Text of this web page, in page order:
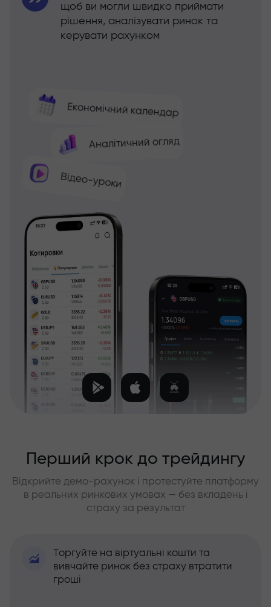
Економічний календар
Аналітичний огляд
Відео-уроки
щоб ви могли швидко приймати
рішення, аналізувати ринок та
керувати рахунком
Перший крок до трейдингу
Відкрийте демо-рахунок і протестуйте платформу
в реальних ринкових умовах — без вкладень і
страху за результат
Торгуйте на віртуальні кошти та
вивчайте ринок без страху втратити
гроші